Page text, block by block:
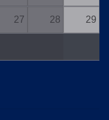
27 28 29